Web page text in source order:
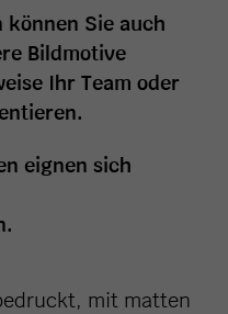
Sie auch
Bildmotive
Ihr Team oder
eignen sich
mit matten